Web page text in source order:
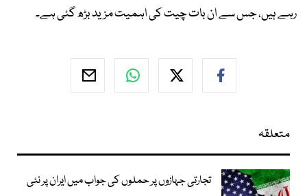
رہے ہیں، جس سے ان بات چیت کی اہمیت مزید بڑھ گئی ہے۔
متعلقہ
تجارتی جہازوں پر حملوں کی جواب میں ایران پر نئی